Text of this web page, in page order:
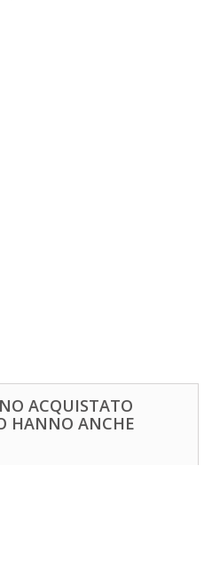
ACQUISTATO
HANNO ANCHE